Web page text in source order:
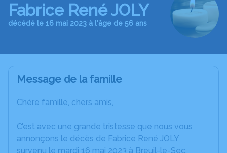
Fabrice René JOLY
décédé le 16 mai 2023 à l'âge de 56 ans
Message de la famille
Chère famille, chers amis,
C’est avec une grande tristesse que nous vous
annonçons le décès de Fabrice René JOLY
survenu le mardi 16 mai 2023 à Breuil-le-Sec.